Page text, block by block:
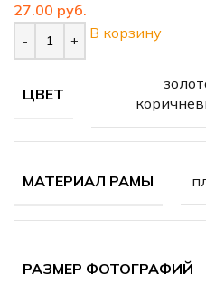
руб.
В корзину
ЦВЕТ
МАТЕРИАЛ РАМЫ
РАЗМЕР ФОТОГРАФИЙ